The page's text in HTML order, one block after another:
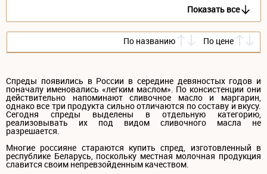
Показать все
По названию По цене
Спреды появились в России в середине девяностых годов и
поначалу именовались «легким маслом». По консистенции они
действительно напоминают сливочное масло и маргарин,
однако все три продукта сильно отличаются по составу и вкусу.
Сегодня спреды выделены в отдельную категорию,
реализовывать их под видом сливочного масла не
разрешается.
Многие россияне стараются купить спред, изготовленный в
республике Беларусь, поскольку местная молочная продукция
славится своим непревзойденным качеством.